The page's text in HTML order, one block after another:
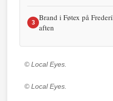
3
Brand i Føtex på
aften
© Local Eyes.
© Local Eyes.